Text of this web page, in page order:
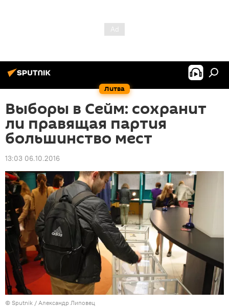
Литва
Выборы в Сейм: сохранит
ли правящая партия
большинство мест
13:03 06.10.2016
© Sputnik / Александр Липовец